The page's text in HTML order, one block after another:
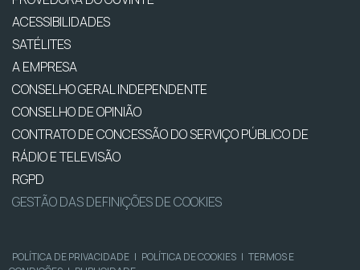
ACESSIBILIDADES
SATÉLITES
A EMPRESA
CONSELHO GERAL INDEPENDENTE
CONSELHO DE OPINIÃO
CONTRATO DE CONCESSÃO DO SERVIÇO PÚBLICO DE
RÁDIO E TELEVISÃO
RGPD
GESTÃO DAS DEFINIÇÕES DE COOKIES
POLÍTICA DE PRIVACIDADE | POLÍTICA DE COOKIES | TERMOS E